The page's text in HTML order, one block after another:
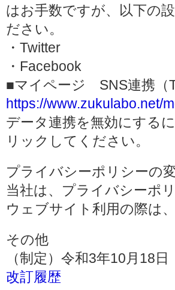
はお手数ですが、以下の
ださい。
・Twitter
・Facebook
■マイページ SNS連携（
https://www.zukulabo.net/
データ連携を無効にする
リックしてください。
プライバシーポリシーの
当社は、プライバシーポ
ウェブサイト利用の際は
その他
（制定）令和3年10月18日
改訂履歴